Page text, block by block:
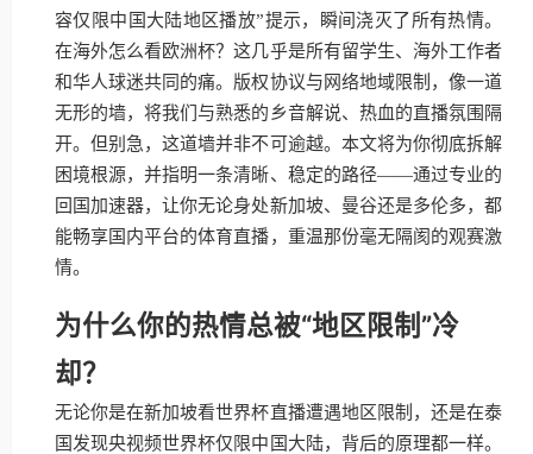
容仅限中国大陆地区播放”提示，瞬间浇灭了所有热情。
在海外怎么看欧洲杯？这几乎是所有留学生、海外工作者
和华人球迷共同的痛。版权协议与网络地域限制，像一道
无形的墙，将我们与熟悉的乡音解说、热血的直播氛围隔
开。但别急，这道墙并非不可逾越。本文将为你彻底拆解
困境根源，并指明一条清晰、稳定的路径——通过专业的
回国加速器，让你无论身处新加坡、曼谷还是多伦多，都
能畅享国内平台的体育直播，重温那份毫无隔阂的观赛激
情。
为什么你的热情总被“地区限制”冷
却？
无论你是在新加坡看世界杯直播遭遇地区限制，还是在泰
国发现央视频世界杯仅限中国大陆，背后的原理都一样。